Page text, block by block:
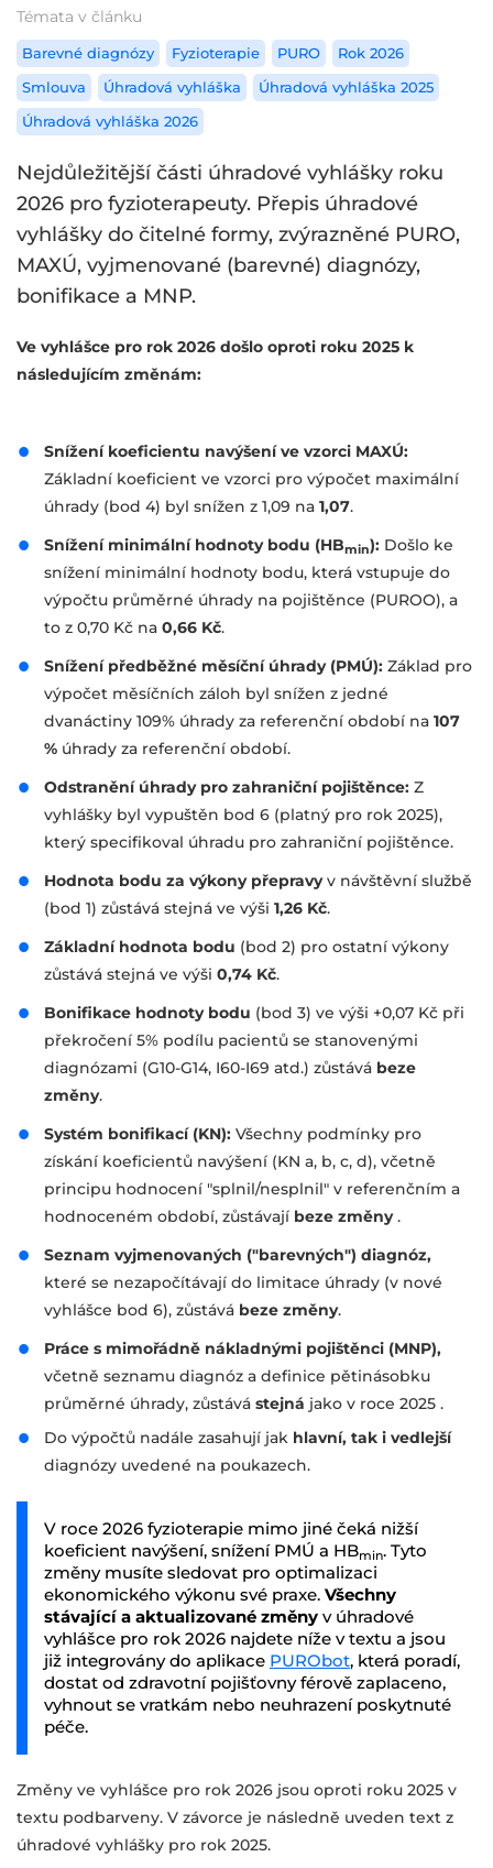
Témata v článku
Barevné diagnózy Fyzioterapie PURO
Rok 2026
Smlouva
Úhradová vyhláška
Úhradová vyhláška 2025
Úhradová vyhláška 2026
Nejdůležitější části úhradové vyhlášky roku
2026 pro fyzioterapeuty. Přepis úhradové
vyhlášky do čitelné formy, zvýrazněné PURO,
MAXÚ, vyjmenované (barevné) diagnózy,
bonifikace a MNP.
Ve vyhlášce pro rok 2026 došlo oproti roku 2025 k
následujícím změnám:
Snížení koeficientu navýšení ve vzorci MAXÚ:
Základní koeficient ve vzorci pro výpočet maximální
úhrady (bod 4) byl snížen z 1,09 na 1,07.
Snížení minimální hodnoty bodu (HBmin): Došlo ke
snížení minimální hodnoty bodu, která vstupuje do
výpočtu průměrné úhrady na pojištěnce (PUROO), a
to z 0,70 Kč na 0,66 Kč.
Snížení předběžné měsíční úhrady (PMÚ): Základ pro
výpočet měsíčních záloh byl snížen z jedné
dvanáctiny 109% úhrady za referenční období na 107
% úhrady za referenční období.
Odstranění úhrady pro zahraniční pojištěnce: Z
vyhlášky byl vypuštěn bod 6 (platný pro rok 2025),
který specifikoval úhradu pro zahraniční pojištěnce.
Hodnota bodu za výkony přepravyv návštěvní službě
(bod 1) zůstává stejná ve výši 1,26 Kč.
Základní hodnota bodu (bod 2) pro ostatní výkony
zůstává stejná ve výši 0,74 Kč.
Bonifikace hodnoty bodu (bod 3) ve výši +0,07 Kč při
překročení 5% podílu pacientů se stanovenými
diagnózami (G10-G14, I60-I69 atd.) zůstává beze
změny.
Systém bonifikací (KN): Všechny podmínky pro
získání koeficientů navýšení (KN a, b, c, d), včetně
principu hodnocení "splnil/nesplnil" v referenčním a
hodnoceném období, zůstávají beze změny .
Seznam vyjmenovaných ("barevných") diagnóz,
které se nezapočítávají do limitace úhrady (v nové
vyhlášce bod 6), zůstává beze změny.
Práce s mimořádně nákladnými pojištěnci (MNP),
včetně seznamu diagnóz a definice pětinásobku
průměrné úhrady, zůstává stejná jako v roce 2025 .
Do výpočtů nadále zasahují jak hlavní, tak i vedlejší
diagnózy uvedené na poukazech.
V roce 2026 fyzioterapie mimo jiné čeká nižší
koeficient navýšení, snížení PMÚ a HBmin. Tyto
změny musíte sledovat pro optimalizaci
ekonomického výkonu své praxe. Všechny
stávající a aktualizované změny v úhradové
vyhlášce pro rok 2026 najdete níže v textu a jsou
již integrovány do aplikace PURObot, která poradí,
dostat od zdravotní pojišťovny férově zaplaceno,
vyhnout se vratkám nebo neuhrazení poskytnuté
péče.
Změny ve vyhlášce pro rok 2026 jsou oproti roku 2025 v
textu podbarveny. V závorce je následně uveden text z
úhradové vyhlášky pro rok 2025.